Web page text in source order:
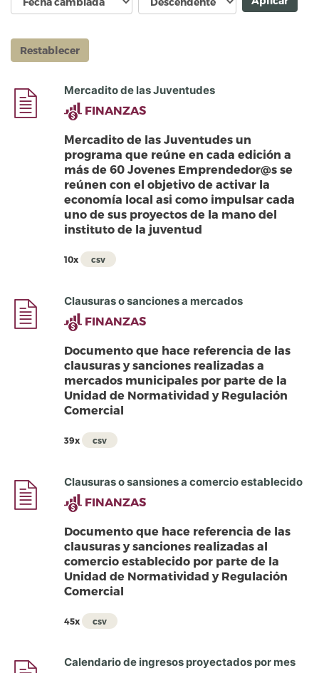
Mercadito de las Juventudes
FINANZAS
Mercadito de las Juventudes un
programa que reúne en cada edición a
más de 60 Jovenes Emprendedor@s se
reúnen con el objetivo de activar la
economía local asi como impulsar cada
uno de sus proyectos de la mano del
instituto de la juventud
10x csv
Clausuras o sanciones a mercados
FINANZAS
Documento que hace referencia de las
clausuras y sanciones realizadas a
mercados municipales por parte de la
Unidad de Normatividad y Regulación
Comercial
39x csv
Clausuras o sansiones a comercio establecido
FINANZAS
Documento que hace referencia de las
clausuras y sanciones realizadas al
comercio establecido por parte de la
Unidad de Normatividad y Regulación
Comercial
45x csv
Calendario de ingresos proyectados por mes